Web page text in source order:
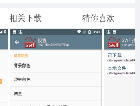
手赚网赚
446款应用
绝地求生
34款应用
我的世界
69款应用
像素游戏
相关下载 猜你喜欢